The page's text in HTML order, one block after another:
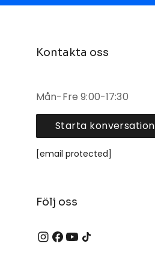
Kontakta oss
Mån-Fre 9:00-17:30
Starta konversation
[email protected]
Följ oss